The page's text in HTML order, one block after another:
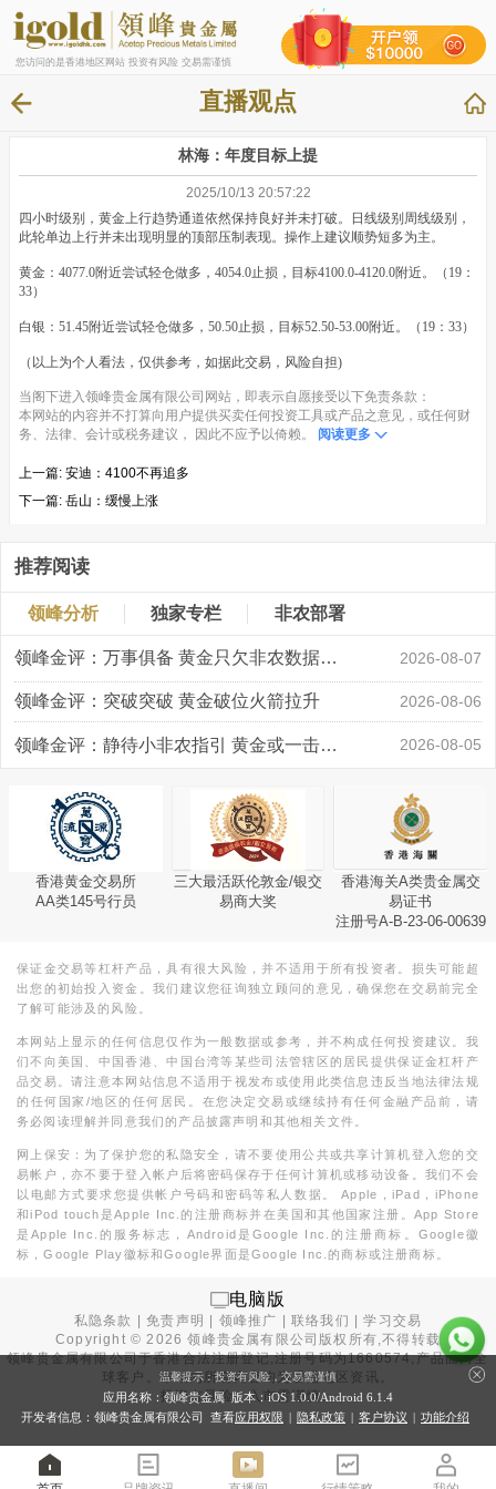
您访问的是香港地区网站 投资有风险 交易需谨慎
直播观点
林海：年度目标上提
2025/10/13 20:57:22
四小时级别，黄金上行趋势通道依然保持良好并未打破。日线级别周线级别，
此轮单边上行并未出现明显的顶部压制表现。操作上建议顺势短多为主。
黄金：4077.0附近尝试轻仓做多，4054.0止损，目标4100.0-4120.0附近。（19：
33）
白银：51.45附近尝试轻仓做多，50.50止损，目标52.50-53.00附近。（19：33）
（以上为个人看法，仅供参考，如据此交易，风险自担)
当阁下进入领峰贵金属有限公司网站，即表示自愿接受以下免责条款：
本网站的内容并不打算向用户提供买卖任何投资工具或产品之意见，或任何财
务、法律、会计或税务建议， 因此不应予以倚赖。
阅读更多
上一篇: 安迪：4100不再追多
下一篇: 岳山：缓慢上涨
推荐阅读
领峰分析 独家专栏 非农部署
领峰金评：万事俱备 黄金只欠非农数据“东风” 2026-08-07
领峰金评：突破突破 黄金破位火箭拉升 2026-08-06
领峰金评：静待小非农指引 黄金或一击破局 2026-08-05
香港黄金交易所
AA类145号行员
三大最活跃伦敦金/银交
易商大奖
香港海关A类贵金属交
易证书
注册号A-B-23-06-00639
保证金交易等杠杆产品，具有很大风险，并不适用于所有投资者。损失可能超
出您的初始投入资金。我们建议您征询独立顾问的意见，确保您在交易前完全
了解可能涉及的风险。
本网站上显示的任何信息仅作为一般数据或参考，并不构成任何投资建议。我
们不向美国、中国香港、中国台湾等某些司法管辖区的居民提供保证金杠杆产
品交易。请注意本网站信息不适用于视发布或使用此类信息违反当地法律法规
的任何国家/地区的任何居民。在您决定交易或继续持有任何金融产品前，请
务必阅读理解并同意我们的产品披露声明和其他相关文件。
网上保安：为了保护您的私隐安全，请不要使用公共或共享计算机登入您的交
易帐户，亦不要于登入帐户后将密码保存于任何计算机或移动设备。我们不会
以电邮方式要求您提供帐户号码和密码等私人数据。 Apple，iPad，iPhone
和iPod touch是Apple Inc.的注册商标并在美国和其他国家注册。App Store
是Apple Inc.的服务标志，Android是Google Inc.的注册商标。Google徽
标，Google Play徽标和Google界面是Google Inc.的商标或注册商标。
电脑版
私隐条款 |免责声明 领峰推广 |联络我们 |学习交易
Copyright ©2026 领峰贵金属有限公司版权所有,不得转载
领峰贵金属有限公司于香港合法注册登记,注册号码为1660574,产品面向全
球客户。本站内所有内容均为香港地区资讯。
投资有风险，入市需谨慎。
温馨提示：投资有风险，交易需谨慎
应用名称：领峰贵金属 版本：iOS 1.0.0/Android 6.1.4
开发者信息：领峰贵金属有限公司 查看应用权限 | 隐私政策 | 客户协议 | 功能介绍